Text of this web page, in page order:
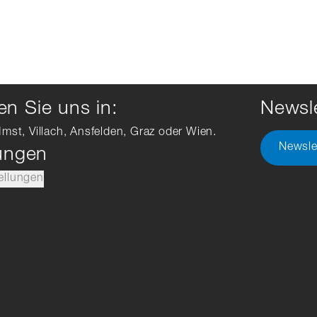
Sie uns in:
Villach, Ansfelden, Graz oder Wien.